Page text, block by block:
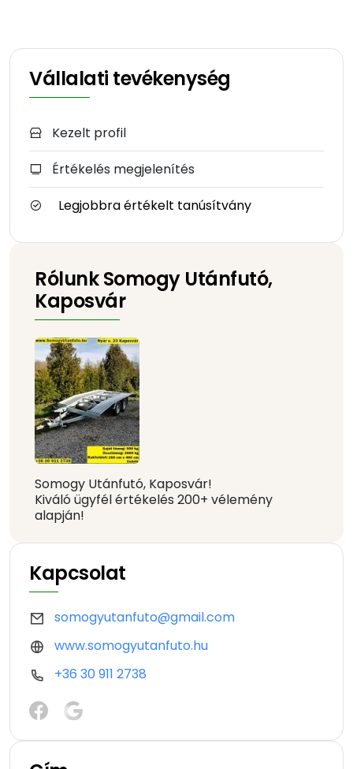
Vállalati tevékenység
Kezelt profil
Értékelés megjelenítés
Legjobbra értékelt tanúsítvány
Rólunk Somogy Utánfutó,
Kaposvár
Somogy Utánfutó, Kaposvár!
Kiváló ügyfél értékelés 200+ vélemény
alapján!
Kapcsolat
somogyutanfuto@gmail.com
www.somogyutanfuto.hu
+36 30 911 2738